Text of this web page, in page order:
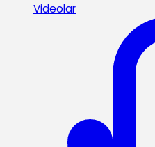
Videolar